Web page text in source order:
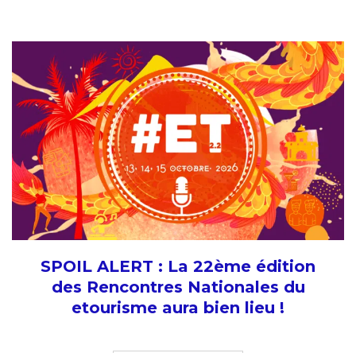
SPOIL ALERT : La 22ème édition
des Rencontres Nationales du
etourisme aura bien lieu !